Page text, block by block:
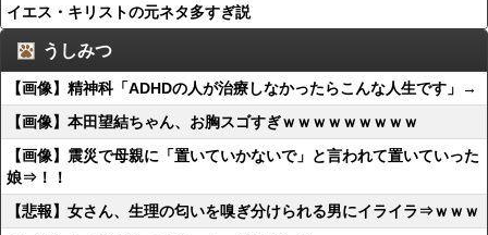
イエス・キリストの元ネタ多すぎ説
うしみつ
【画像】精神科「ADHDの人が治療しなかったらこんな人生です」→
【画像】本田望結ちゃん、お胸スゴすぎｗｗｗｗｗｗｗｗｗ
【画像】震災で母親に「置いていかないで」と言われて置いていった
娘⇒！！
【悲報】女さん、生理の匂いを嗅ぎ分けられる男にイライラ⇒ｗｗｗ